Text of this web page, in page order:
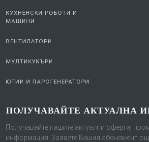
КУХНЕНСКИ РОБОТИ И
МАШИНИ
ВЕНТИЛАТОРИ
МУЛТИКУКЪРИ
ЮТИИ И ПАРОГЕНЕРАТОРИ
ПОЛУЧАВАЙТЕ АКТУАЛНА
Получавайте нашите актуални оферти,
информация. Заявете Вашия абонамент